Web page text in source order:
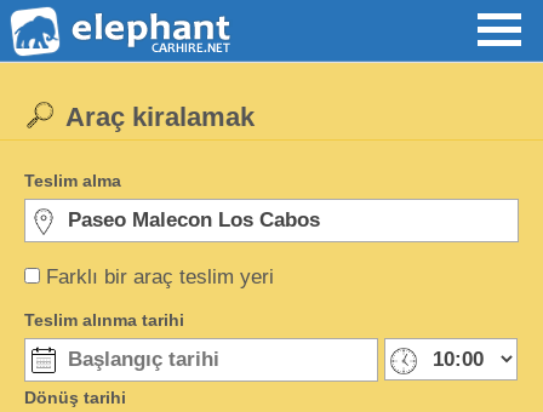
Farklı bir araç teslim yeri
Araç kiralamak
Teslim alma
Teslim alınma tarihi
Dönüş tarihi